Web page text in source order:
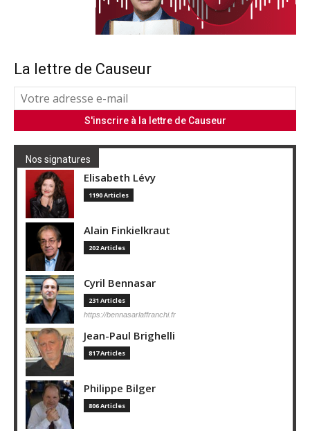
La lettre de Causeur
Nos signatures
Elisabeth Lévy
1190 Articles
Alain Finkielkraut
202 Articles
Cyril Bennasar
231 Articles
https://bennasarlaffranchi.fr
Jean-Paul Brighelli
817 Articles
Philippe Bilger
806 Articles